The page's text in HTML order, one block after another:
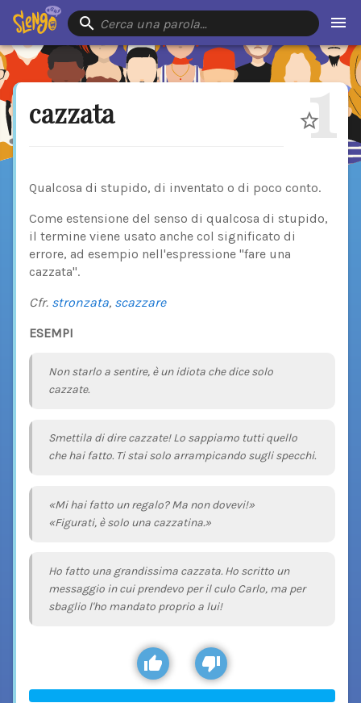
Cerca una parola…
cazzata 1
Qualcosa di stupido, di inventato o di poco conto.
Come estensione del senso di qualcosa di stupido,
il termine viene usato anche col significato di
errore, ad esempio nell'espressione "fare una
cazzata".
Cfr. stronzata, scazzare
ESEMPI
Non starlo a sentire, è un idiota che dice solo
cazzate.
Smettila di dire cazzate! Lo sappiamo tutti quello
che hai fatto. Ti stai solo arrampicando sugli specchi.
«Mi hai fatto un regalo? Ma non dovevi!»
«Figurati, è solo una cazzatina.»
Ho fatto una grandissima cazzata. Ho scritto un
messaggio in cui prendevo per il culo Carlo, ma per
sbaglio l'ho mandato proprio a lui!